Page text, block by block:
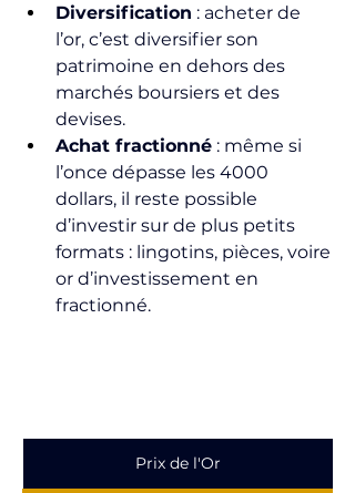
Diversification : acheter de
l’or, c’est diversifier son
patrimoine en dehors des
marchés boursiers et des
devises.
Achat fractionné : même si
l’once dépasse les 4000
dollars, il reste possible
d’investir sur de plus petits
formats : lingotins, pièces, voire
or d’investissement en
fractionné.
Prix de l'Or